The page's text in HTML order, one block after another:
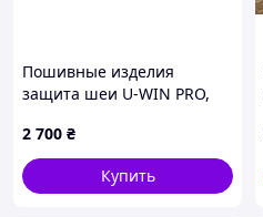
Пошивные изделия
защита шеи U-WIN PRO,
2 700 ₴
Купить